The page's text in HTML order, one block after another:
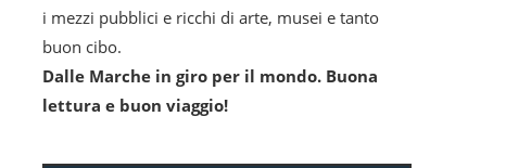
i mezzi pubblici e ricchi di arte, musei e tanto
buon cibo.
Dalle Marche in giro per il mondo. Buona
lettura e buon viaggio!